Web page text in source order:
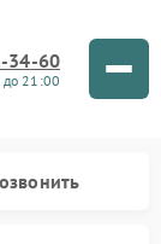
34-60
до 21:00